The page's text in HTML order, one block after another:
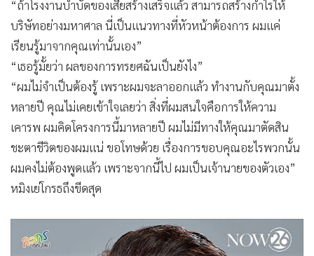
“ถ้าโรงงานบำบัดของเสียสร้างเสร็จแล้ว สามารถสร้างกำไรให้
บริษัทอย่างมหาศาล นี่เป็นแนวทางที่หัวหน้าต้องการ ผมแค่
เรียนรู้มาจากคุณเท่านั้นเอง”
“เธอรู้มั้ยว่า ผลของการทรยศฉันเป็นยังไง”
“ผมไม่จำเป็นต้องรู้ เพราะผมจะลาออกแล้ว ทำงานกับคุณมาตั้ง
หลายปี คุณไม่เคยเข้าใจเลยว่า สิ่งที่ผมสนใจคือการให้ความ
เคารพ ผมคิดโครงการนี้มาหลายปี ผมไม่มีทางให้คุณมาตัดสิน
ชะตาชีวิตของผมแน่ ขอโทษด้วย เรื่องการขอบคุณอะไรพวกนั้น
ผมคงไม่ต้องพูดแล้ว เพราะจากนี้ไป ผมเป็นเจ้านายของตัวเอง”
หมิงเย่โกรธถึงขีดสุด